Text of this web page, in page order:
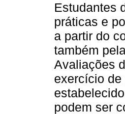
Estudantes
práticas e
a partir do
também
Avaliações
exercício de
podem ser